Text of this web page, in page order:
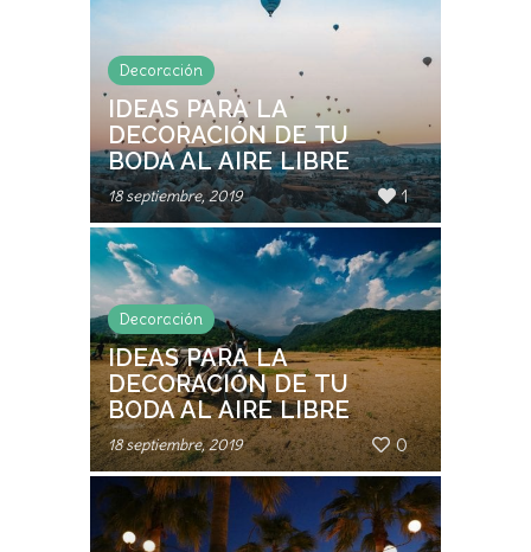
Decoración
IDEAS PARA LA
DECORACIÓN DE TU
BODA AL AIRE LIBRE
18 septiembre, 2019 1
Decoración
IDEAS PARA LA
DECORACIÓN DE TU
BODA AL AIRE LIBRE
18 septiembre, 2019 0